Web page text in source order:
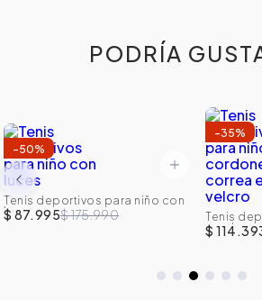
PODRÍA
-50%
Tenis deportivos para niño con
luces
$ 87.995$ 175.990
-35%
Tenis
cordones
$